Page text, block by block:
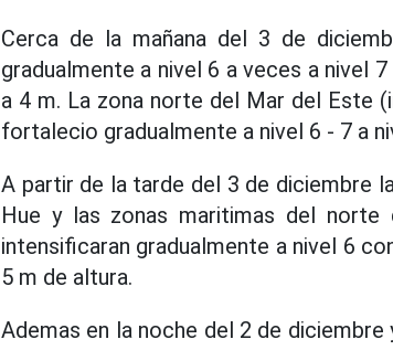
Cerca de la mañana del 3 de
gradualmente a nivel 6 a veces a nivel
a 4 m. La zona norte del Mar del Este
fortalecio gradualmente a nivel 6 - 7 a
A partir de la tarde del 3 de diciembre
Hue y las zonas maritimas del
intensificaran gradualmente a nivel 6
5 m de altura.
Ademas en la noche del 2 de